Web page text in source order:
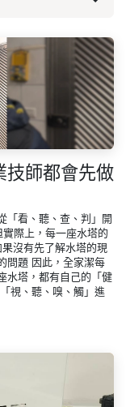
技師都會先做
「看、聽、查、判」開
際上，每一座水塔的
沒有先了解水塔的現
問題 因此，全家潔每
水塔，都有自己的「健
視、聽、嗅、觸」進